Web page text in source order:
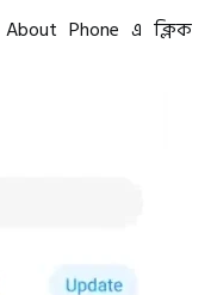
Phone এ ক্লিক